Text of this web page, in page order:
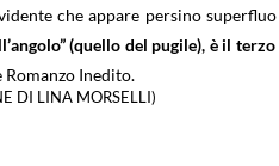
che appare persino
(quello del pugile), è il
Romanzo Inedito.
DI LINA MORSELLI)